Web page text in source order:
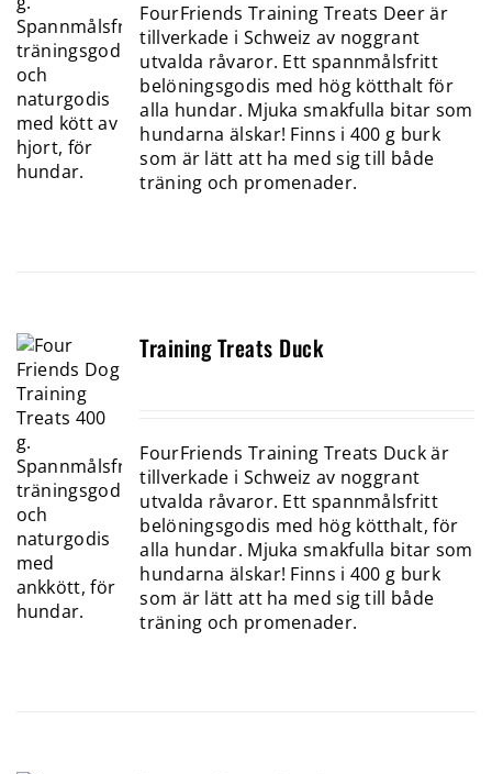
FourFriends Training Treats Deer är
tillverkade i Schweiz av noggrant
utvalda råvaror. Ett spannmålsfritt
belöningsgodis med hög kötthalt för
alla hundar. Mjuka smakfulla bitar som
hundarna älskar! Finns i 400 g burk
som är lätt att ha med sig till både
träning och promenader.
Training Treats Duck
FourFriends Training Treats Duck är
tillverkade i Schweiz av noggrant
utvalda råvaror. Ett spannmålsfritt
belöningsgodis med hög kötthalt, för
alla hundar. Mjuka smakfulla bitar som
hundarna älskar! Finns i 400 g burk
som är lätt att ha med sig till både
träning och promenader.